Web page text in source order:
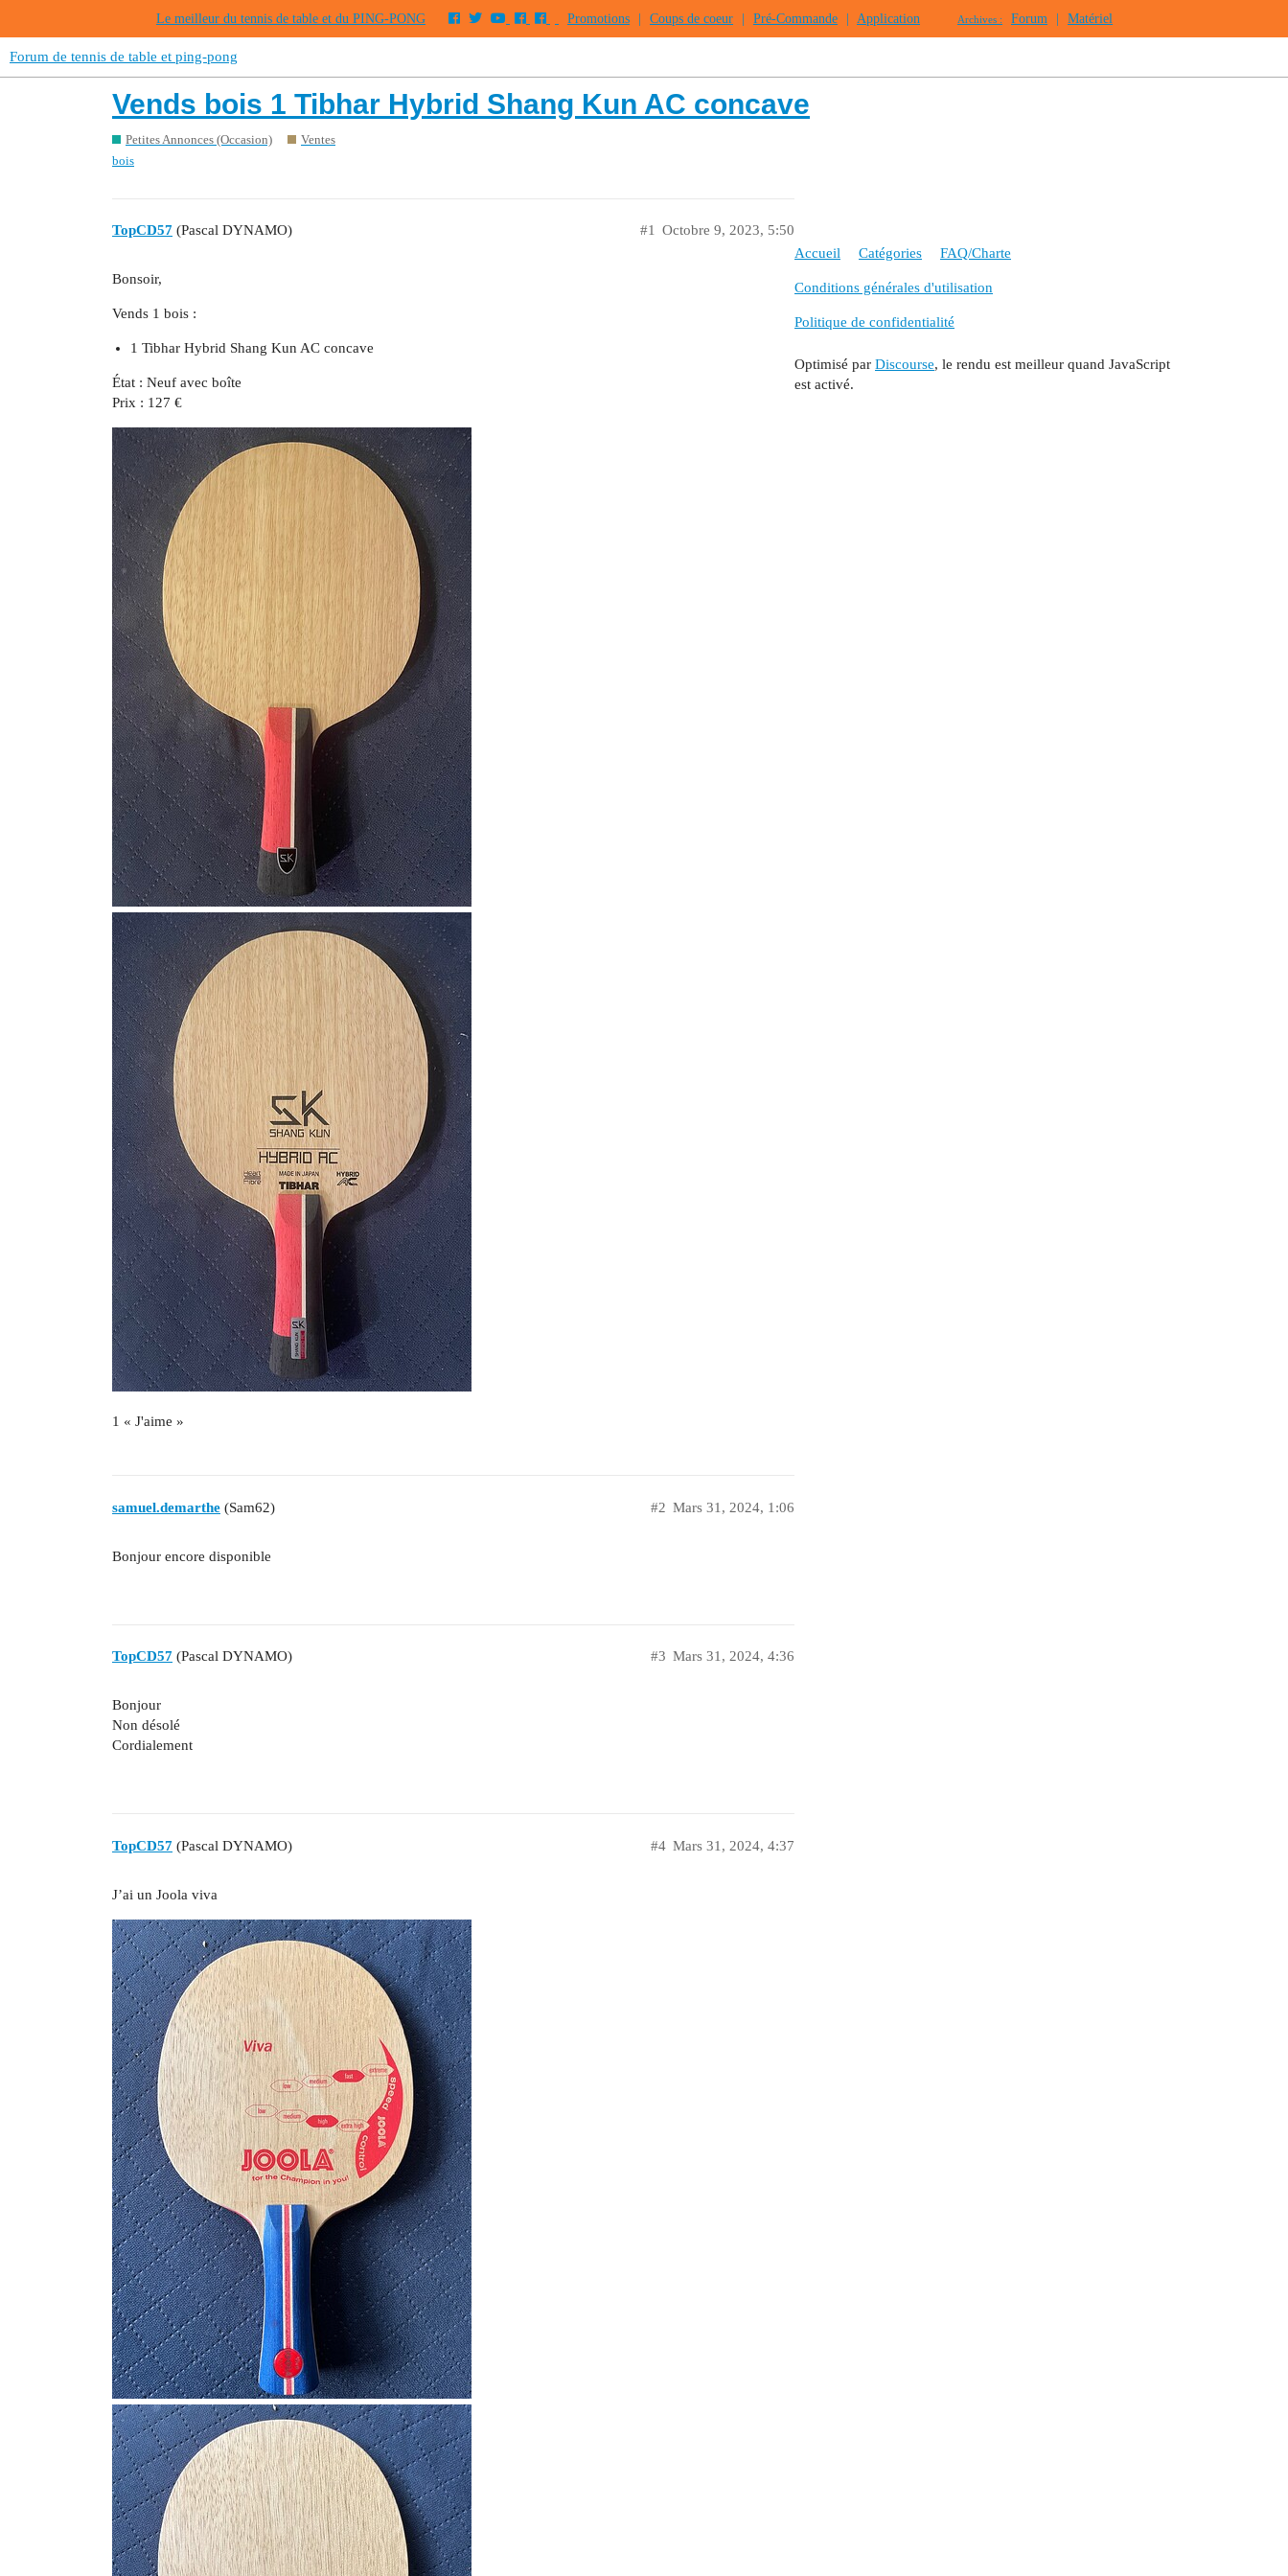
Le meilleur du tennis de table et du PING-PONG Promotions Coups de coeur Pré-Commande Application Archives : Forum Matériel
Forum de tennis de table et ping-pong
Vends bois 1 Tibhar Hybrid Shang Kun AC concave
Petites Annonces (Occasion)
Ventes
bois
TopCD57 (Pascal DYNAMO) Octobre 9, 2023, 5:50
#1
Bonsoir,
Vends 1 bois :
1 Tibhar Hybrid Shang Kun AC concave
État : Neuf avec boîte
Prix : 127 €
1 « J'aime »
samuel.demarthe (Sam62) Mars 31, 2024, 1:06
#2
Bonjour encore disponible
TopCD57 (Pascal DYNAMO) Mars 31, 2024, 4:36
#3
Bonjour
Non désolé
Cordialement
TopCD57 (Pascal DYNAMO) Mars 31, 2024, 4:37
#4
J’ai un Joola viva
Accueil Catégories FAQ/Charte
Conditions générales d'utilisation
Politique de confidentialité
Optimisé par Discourse, le rendu est meilleur quand JavaScript
est activé.